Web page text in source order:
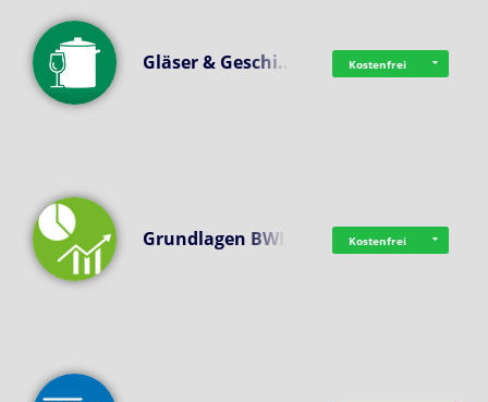
Gläser & Geschi… Kostenfrei
Grundlagen BWL Kostenfrei